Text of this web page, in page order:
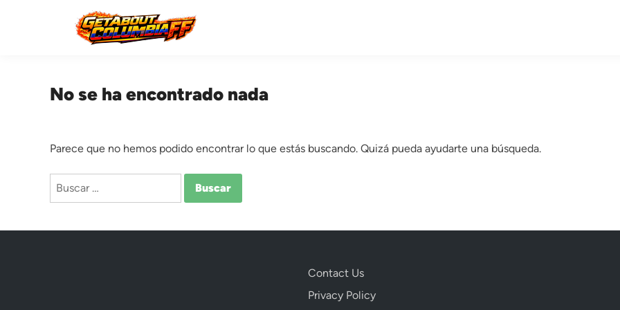
No se ha encontrado nada
Parece que no hemos podido encontrar lo que estás buscando. Quizá pueda ayudarte una búsqueda.
Buscar:
Contact Us
Privacy Policy